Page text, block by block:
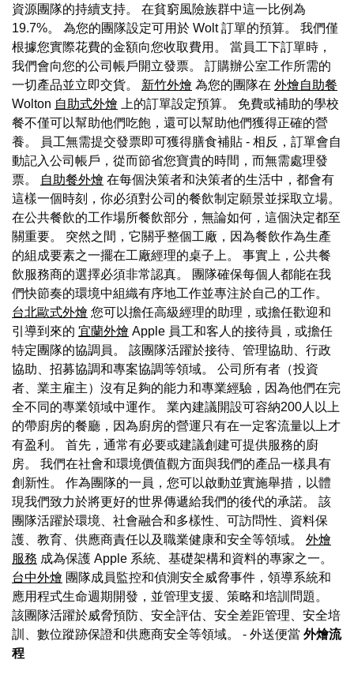
資源團隊的持續支持。 在貧窮風險族群中這一比例為
19.7%。 為您的團隊設定可用於 Wolt 訂單的預算。 我們僅
根據您實際花費的金額向您收取費用。 當員工下訂單時，
我們會向您的公司帳戶開立發票。 訂購辦公室工作所需的
一切產品並立即交貨。 新竹外燴 為您的團隊在 外燴自助餐
Wolton 自助式外燴 上的訂單設定預算。 免費或補助的學校
餐不僅可以幫助他們吃飽，還可以幫助他們獲得正確的營
養。 員工無需提交發票即可獲得膳食補貼 - 相反，訂單會自
動記入公司帳戶，從而節省您寶貴的時間，而無需處理發
票。
自助餐外燴 在每個決策者和決策者的生活中，都會有
這樣一個時刻，你必須對公司的餐飲制定願景並採取立場。
在公共餐飲的工作場所餐飲部分，無論如何，這個決定都至
關重要。 突然之間，它關乎整個工廠，因為餐飲作為生產
的組成要素之一擺在工廠經理的桌子上。 事實上，公共餐
飲服務商的選擇必須非常認真。 團隊確保每個人都能在我
們快節奏的環境中組織有序地工作並專注於自己的工作。
台北歐式外燴 您可以擔任高級經理的助理，或擔任歡迎和
引導到來的 宜蘭外燴 Apple 員工和客人的接待員，或擔任
特定團隊的協調員。 該團隊活躍於接待、管理協助、行政
協助、招募協調和專案協調等領域。 公司所有者（投資
者、業主雇主）沒有足夠的能力和專業經驗，因為他們在完
全不同的專業領域中運作。 業內建議開設可容納200人以上
的帶廚房的餐廳，因為廚房的營運只有在一定客流量以上才
有盈利。 首先，通常有必要或建議創建可提供服務的廚
房。 我們在社會和環境價值觀方面與我們的產品一樣具有
創新性。 作為團隊的一員，您可以啟動並實施舉措，以體
現我們致力於將更好的世界傳遞給我們的後代的承諾。 該
團隊活躍於環境、社會融合和多樣性、可訪問性、資料保
護、教育、供應商責任以及職業健康和安全等領域。 外燴
服務 成為保護 Apple 系統、基礎架構和資料的專家之一。
台中外燴 團隊成員監控和偵測安全威脅事件，領導系統和
應用程式生命週期開發，並管理支援、策略和培訓問題。
該團隊活躍於威脅預防、安全評估、安全差距管理、安全培
訓、數位蹤跡保證和供應商安全等領域。 - 外送便當 外燴流
程